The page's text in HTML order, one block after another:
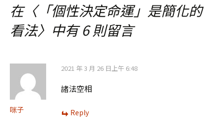
導
覽
在〈「個性決定命運」是簡化的
看法〉中有 6 則留言
咪子
2021 年 3 月 26 日上午 6:48
諸法空相
Reply